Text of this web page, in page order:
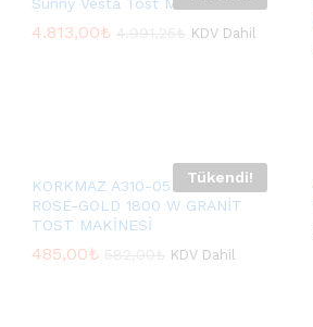
4.813,00₺ KDV Dahil
4.813,00₺
Tükendi!
KORKMAZ A310-05 FORMULA
ROSE-GOLD 1800 W GRANİT
TOST MAKİNESİ
485,00₺ KDV Dahil
485,00₺